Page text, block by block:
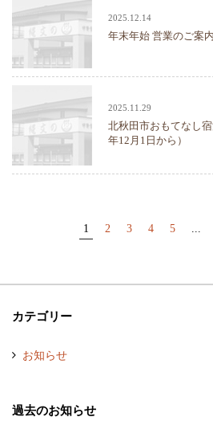
2025.12.14
年末年始 営業のご案内
2025.11.29
北秋田市おもてなし
年12月1日から）
1 2 3 4 5 ...
カテゴリー
お知らせ
過去のお知らせ